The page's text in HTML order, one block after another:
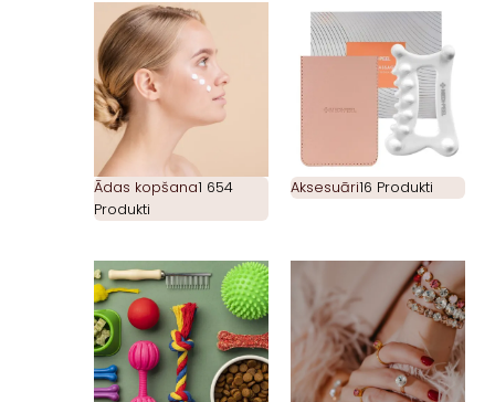
Ādas kopšana1 654
Produkti
Aksesuāri16 Produkti